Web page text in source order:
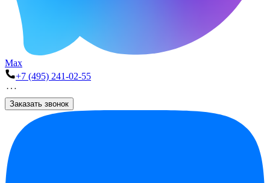
Max
+7 (495) 241-02-55
Заказать звонок